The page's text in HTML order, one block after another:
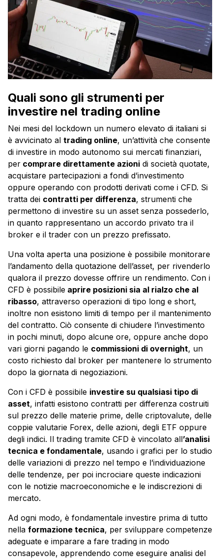
Quali sono gli strumenti per
investire nel trading online
Nei mesi del lockdown un numero elevato di italiani si
è avvicinato al trading online, un’attività che consente
di investire in modo autonomo sui mercati finanziari,
per comprare direttamente azioni di società quotate,
acquistare partecipazioni a fondi d’investimento
oppure operando con prodotti derivati come i CFD. Si
tratta dei contratti per differenza, strumenti che
permettono di investire su un asset senza possederlo,
in quanto rappresentano un accordo privato tra il
broker e il trader con un prezzo prefissato.
Una volta aperta una posizione è possibile monitorare
l’andamento della quotazione dell’asset, per rivenderlo
qualora il prezzo dovesse offrire un rendimento. Con i
CFD è possibile aprire posizioni sia al rialzo che al
ribasso, attraverso operazioni di tipo long e short,
inoltre non esistono limiti di tempo per il mantenimento
del contratto. Ciò consente di chiudere l’investimento
in pochi minuti, dopo alcune ore, oppure anche dopo
vari giorni pagando le commissioni di overnight, un
costo richiesto dal broker per mantenere lo strumento
dopo la giornata di negoziazioni.
Con i CFD è possibile investire su qualsiasi tipo di
asset, infatti esistono contratti per differenza costruiti
sul prezzo delle materie prime, delle criptovalute, delle
coppie valutarie Forex, delle azioni, degli ETF oppure
degli indici. Il trading tramite CFD è vincolato all’analisi
tecnica e fondamentale, usando i grafici per lo studio
delle variazioni di prezzo nel tempo e l’individuazione
delle tendenze, per poi incrociare queste indicazioni
con le notizie macroeconomiche e le indiscrezioni di
mercato.
Ad ogni modo, è fondamentale investire prima di tutto
nella formazione tecnica, per sviluppare competenze
adeguate e imparare a fare trading in modo
consapevole, apprendendo come eseguire analisi del